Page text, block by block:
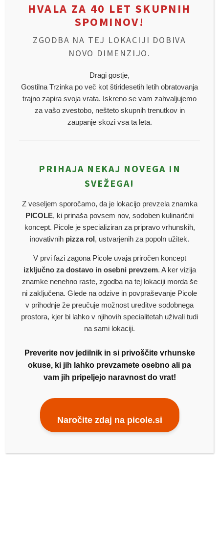
Dobrodošli
✻
NAJBOLJŠE JEDI Z ŽARA, PEČENE NA
DANES JEPETEK1:40—TRENUTNO
IMAMO ZAPRTO. ODPRTO OD 10H DO
16H
HVALA ZA 40 LET SKUPNIH
SPOMINOV!
ZGODBA NA TEJ LOKACIJI DOBIVA
NOVO DIMENZIJO.
Dragi gostje,
Gostilna Trzinka po več kot štiridesetih letih obratovanja
trajno zapira svoja vrata. Iskreno se vam zahvaljujemo
za vašo zvestobo, nešteto skupnih trenutkov in
zaupanje skozi vsa ta leta.
PRIHAJA NEKAJ NOVEGA IN
SVEŽEGA!
Z veseljem sporočamo, da je lokacijo prevzela znamka
PICOLE, ki prinaša povsem nov, sodoben kulinarični
koncept. Picole je specializiran za pripravo vrhunskih,
inovativnih pizza rol, ustvarjenih za popoln užitek.
V prvi fazi zagona Picole uvaja priročen koncept
izključno za dostavo in osebni prevzem. A ker vizija
znamke nenehno raste, zgodba na tej lokaciji morda še
ni zaključena. Glede na odzive in povpraševanje Picole
v prihodnje že preučuje možnost ureditve sodobnega
prostora, kjer bi lahko v njihovih specialitetah uživali tudi
na sami lokaciji.
Preverite nov jedilnik in si privoščite vrhunske
okuse, ki jih lahko prevzamete osebno ali pa
vam jih pripeljejo naravnost do vrat!
Naročite zdaj na picole.si